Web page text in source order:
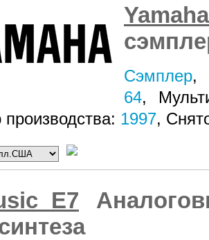
Сэмплер
64,
1997,
E7